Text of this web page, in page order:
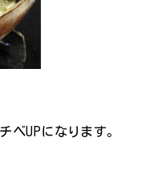
ベUPになります。